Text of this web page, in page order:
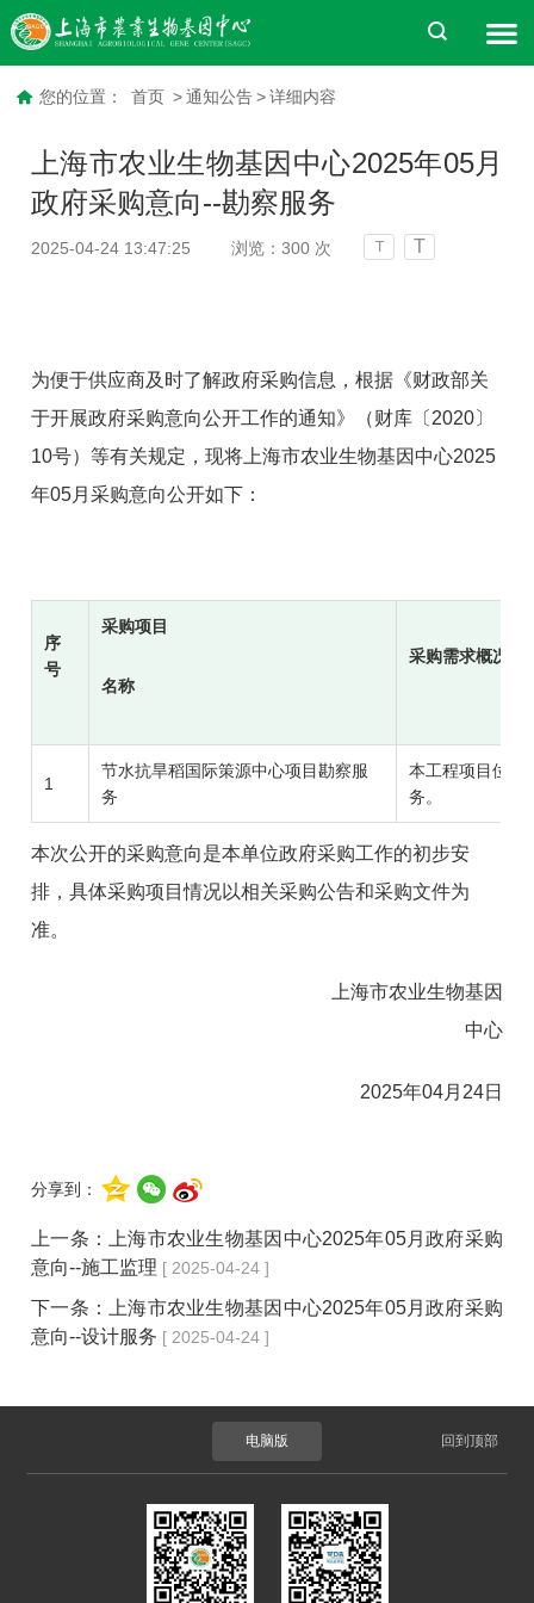
您的位置： 首页 > 通知公告 > 详细内容
上海市农业生物基因中心2025年05月
政府采购意向--勘察服务
2025-04-24 13:47:25 浏览：300 次 T T
为便于供应商及时了解政府采购信息，根据《财政部关
于开展政府采购意向公开工作的通知》（财库〔2020〕
10号）等有关规定，现将上海市农业生物基因中心2025
年05月采购意向公开如下：
序
号
采购项目
名称
采购需求概况
1
节水抗旱稻国际策源中心项目勘察服
务
本工程项目位于
务。
本次公开的采购意向是本单位政府采购工作的初步安
排，具体采购项目情况以相关采购公告和采购文件为
准。
上海市农业生物基因
中心
2025年04月24日
分享到：
上一条：
上海市农业生物基因中心2025年05月政府采购
意向--施工监理 [ 2025-04-24 ]
下一条：
上海市农业生物基因中心2025年05月政府采购
意向--设计服务 [ 2025-04-24 ]
电脑版 回到顶部